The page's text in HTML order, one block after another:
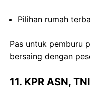
Pilihan rumah
Pas untuk pemburu
bersaing dengan
11. KPR ASN,